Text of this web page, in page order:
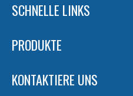
SCHNELLE LINKS
PRODUKTE
KONTAKTIERE UNS